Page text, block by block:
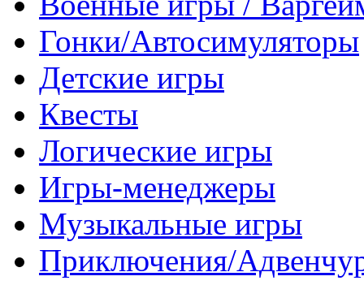
Гонки/Автосимуляторы
Детские игры
Квесты
Логические игры
Игры-менеджеры
Музыкальные игры
Приключения/